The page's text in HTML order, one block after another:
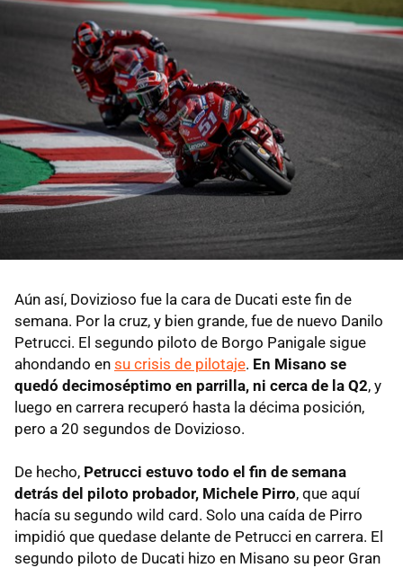
Aún así, Dovizioso fue la cara de Ducati este fin de
semana. Por la cruz, y bien grande, fue de nuevo Danilo
Petrucci. El segundo piloto de Borgo Panigale sigue
ahondando en su crisis de pilotaje. En Misano se
quedó decimoséptimo en parrilla, ni cerca de la Q2, y
luego en carrera recuperó hasta la décima posición,
pero a 20 segundos de Dovizioso.
De hecho, Petrucci estuvo todo el fin de semana
detrás del piloto probador, Michele Pirro, que aquí
hacía su segundo wild card. Solo una caída de Pirro
impidió que quedase delante de Petrucci en carrera. El
segundo piloto de Ducati hizo en Misano su peor Gran